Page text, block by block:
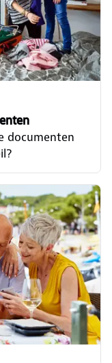
documenten